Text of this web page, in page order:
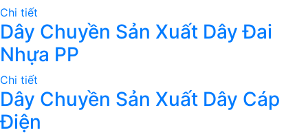
Chi tiết
Dây Chuyền Sản Xuất Dây Đai
Nhựa PP
Chi tiết
Dây Chuyền Sản Xuất Dây Cáp
Điện